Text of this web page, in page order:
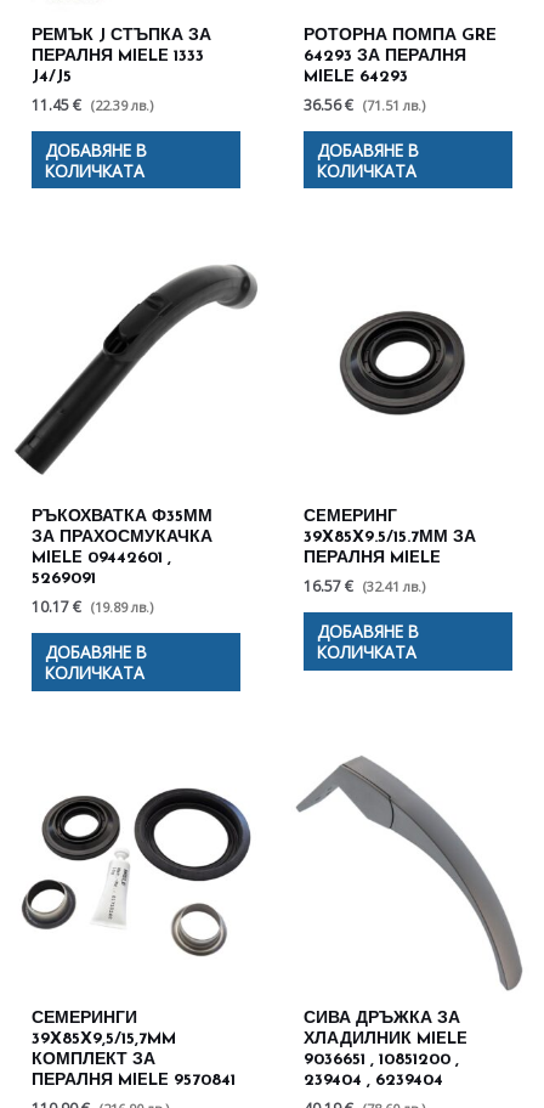
РЕМЪК J СТЪПКА ЗА
ПЕРАЛНЯ MIELE 1333
J4/J5
11.45 € (22.39 лв.)
ДОБАВЯНЕ В
КОЛИЧКАТА
РОТОРНА ПОМПА GRE
64293 ЗА ПЕРАЛНЯ
MIELE 64293
36.56 € (71.51 лв.)
ДОБАВЯНЕ В
КОЛИЧКАТА
РЪКОХВАТКА Ф35ММ
ЗА ПРАХОСМУКАЧКА
MIELE 09442601 ,
5269091
10.17 € (19.89 лв.)
ДОБАВЯНЕ В
КОЛИЧКАТА
СEМЕРИНГ
39X85X9.5/15.7ММ ЗА
ПЕРАЛНЯ MIELE
16.57 € (32.41 лв.)
ДОБАВЯНЕ В
КОЛИЧКАТА
СЕМЕРИНГИ
39X85X9,5/15,7MM
КОМПЛЕКТ ЗА
ПЕРАЛНЯ MIELE 9570841
СИВА ДРЪЖКА ЗА
ХЛАДИЛНИК MIELE
9036651 , 10851200 ,
239404 , 6239404